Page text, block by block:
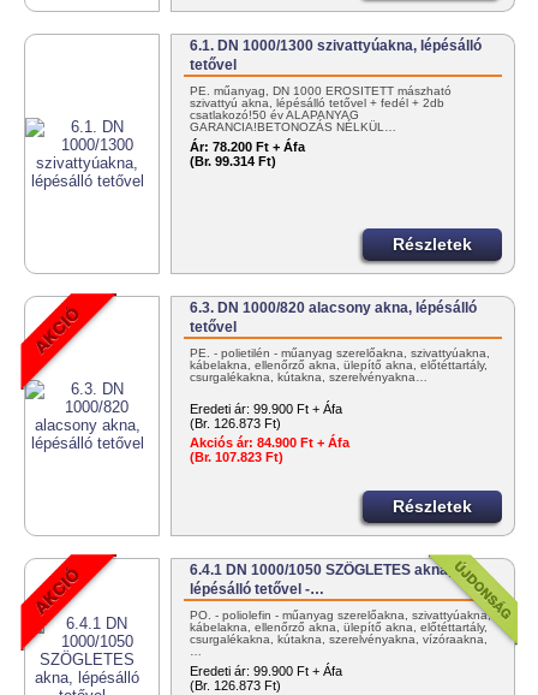
6.1. DN 1000/1300 szivattyúakna, lépésálló
tetővel
PE. műanyag, DN 1000 ERŐSÍTETT mászható
szivattyú akna, lépésálló tetővel + fedél + 2db
csatlakozó!50 év ALAPANYAG
GARANCIA!BETONOZÁS NÉLKÜL…
Ár: 78.200 Ft + Áfa
(Br. 99.314 Ft)
Részletek
6.3. DN 1000/820 alacsony akna, lépésálló
tetővel
PE. - polietilén - műanyag szerelőakna, szivattyúakna,
kábelakna, ellenőrző akna, ülepítő akna, előtéttartály,
csurgalékakna, kútakna, szerelvényakna…
Eredeti ár: 99.900 Ft + Áfa
(Br. 126.873 Ft)
Akciós ár: 84.900 Ft + Áfa
(Br. 107.823 Ft)
Részletek
6.4.1 DN 1000/1050 SZÖGLETES akna,
lépésálló tetővel -…
PO. - poliolefin - műanyag szerelőakna, szivattyúakna,
kábelakna, ellenőrző akna, ülepítő akna, előtéttartály,
csurgalékakna, kútakna, szerelvényakna, vízóraakna,
…
Eredeti ár: 99.900 Ft + Áfa
(Br. 126.873 Ft)